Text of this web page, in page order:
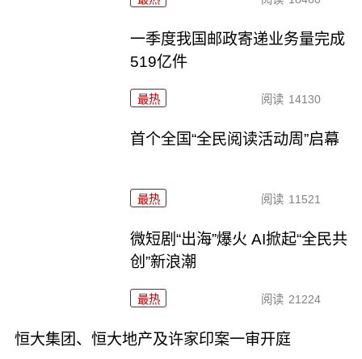
一季度我国邮政寄递业务量完成
519亿件
最热 阅读 14130
首个全国“全民阅读活动周”启幕
最热 阅读 11521
微短剧“出海”爆火 AI掀起“全民共
创”新浪潮
最热 阅读 21224
恒大集团、恒大地产及许家印案一审开庭